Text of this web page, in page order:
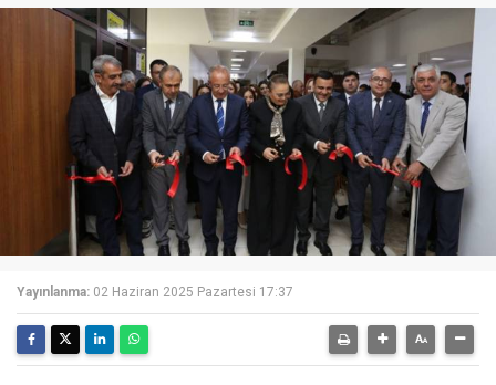
Yayınlanma: 02 Haziran 2025 Pazartesi 17:37